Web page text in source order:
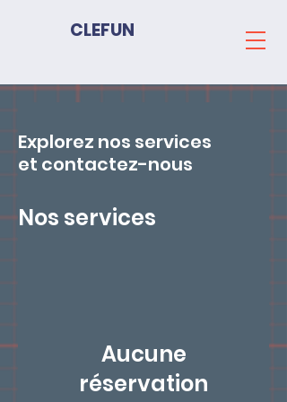
CLEFUN
Explorez nos services
et contactez-nous
Nos services
Aucune
réservation